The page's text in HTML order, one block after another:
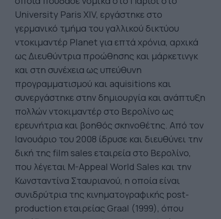
University Paris XIV, εργάστηκε στο
γερμανικό τμήμα του γαλλικού δικτύου
ντοκιμαντέρ Planet για επτά χρόνια, αρχικά
ως Διευθύντρια προώθησης και μάρκετινγκ
και στη συνέχεια ως υπεύθυνη
προγραμματισμού και aquisitions και
συνεργάστηκε στην δημιουργία και ανάπτυξη
πολλών ντοκιμαντέρ στο Βερολίνο ως
ερευνήτρια και βοηθός σκηνοθέτης. Από τον
Ιανουάριο του 2008 ίδρυσε και διευθύνει την
δική της film sales εταιρεία στο Βερολίνο,
που λέγεται M-Appeal World Sales και την
Κωνσταντίνα Σταυριανού, η οποία είναι
συνιδρύτρια της κινηματογραφικής post-
production εταιρείας Graal (1999), όπου